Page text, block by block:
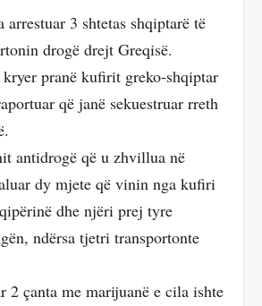
3 shtetas shqiptarë të
drogë drejt Greqisë.
pranë kufirit greko-shqiptar
që janë sekuestruar rreth
antidrogë që u zhvillua në
dy mjete që vinin nga kufiri
dhe njëri prej tyre
ndërsa tjetri transportonte
2 çanta me marijuanë e cila ishte